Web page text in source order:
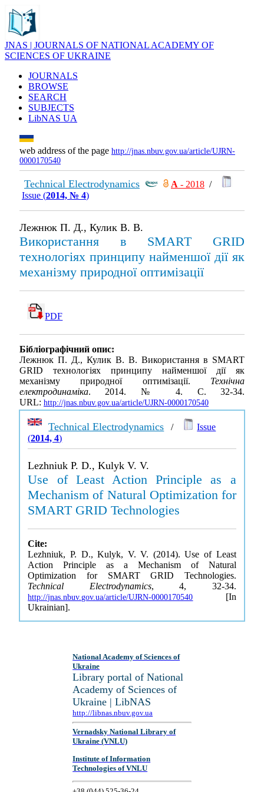
JNAS | JOURNALS OF NATIONAL ACADEMY OF
SCIENCES OF UKRAINE
JOURNALS
BROWSE
SEARCH
SUBJECTS
LibNAS UA
web address of the page http://jnas.nbuv.gov.ua/article/UJRN-
0000170540
Technical Electrodynamics А - 2018 /
Issue (2014, № 4)
Лежнюк П. Д., Кулик В. В.
Використання в SMART GRID
технологіях принципу найменшої дії як
механізму природної оптимізації
PDF
Бібліографічний опис:
Лежнюк П. Д., Кулик В. В. Використання в SMART
GRID технологіях принципу найменшої дії як
механізму природної оптимізації. Технічна
електродинаміка. 2014. № 4. С. 32-34.
URL: http://jnas.nbuv.gov.ua/article/UJRN-0000170540
Technical Electrodynamics /
Issue
(2014, 4)
Lezhniuk P. D., Kulyk V. V.
Use of Least Action Principle as a
Mechanism of Natural Optimization for
SMART GRID Technologies
Cite:
Lezhniuk, P. D., Kulyk, V. V. (2014). Use of Least
Action Principle as a Mechanism of Natural
Optimization for SMART GRID Technologies.
Technical Electrodynamics, 4, 32-34.
http://jnas.nbuv.gov.ua/article/UJRN-0000170540 [In
Ukrainian].
National Academy of Sciences of
Ukraine
Library portal of National
Academy of Sciences of
Ukraine | LibNAS
http://libnas.nbuv.gov.ua
Vernadsky National Library of
Ukraine (VNLU)
Institute of Information
Technologies of VNLU